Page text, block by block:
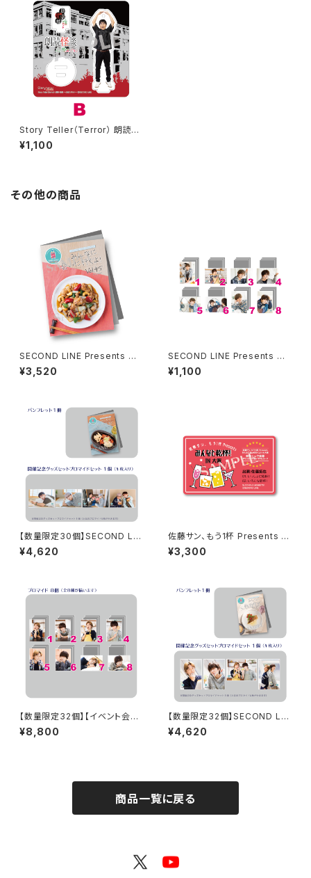
Story Teller（Terror） 朗読・
怪談 心霊スポット 加藤将之さん
柄 アクリルスタンド B
¥1,100
その他の商品
SECOND LINE Presents み
んなに会いに行くよ! 第45回 in
静岡 パンフレット
¥3,520
SECOND LINE Presents み
んなに会いに行くよ! 第47回 in
静岡 ブロマイド ※ランダム販
¥1,100
【数量限定30個】SECOND LIN
E Presents みんなに会いに行
くよ! 第49回 in 静岡 開催記念
¥4,620
佐藤サン、もう1杯 Presents み
んなに会いに行くよ！IN 大阪 乾
杯トーク音源「みんなと乾杯! IN
¥3,300
【数量限定32個】【イベント会場
特典付き】SECOND LINE Pre
sents みんなに会いに行くよ!
¥8,800
【数量限定32個】SECOND LIN
E Presents みんなに会いに行
くよ! 第25回 in 静岡 開催記念
¥4,620
商品一覧に戻る